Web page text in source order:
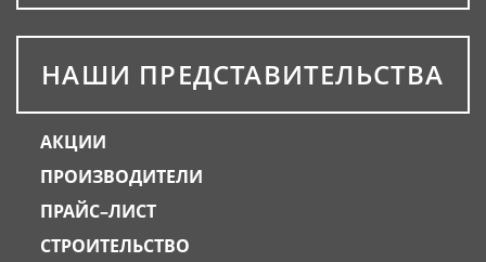
НАШИ ПРЕДСТАВИТЕЛЬСТВА
АКЦИИ
ПРОИЗВОДИТЕЛИ
ПРАЙС–ЛИСТ
СТРОИТЕЛЬСТВО